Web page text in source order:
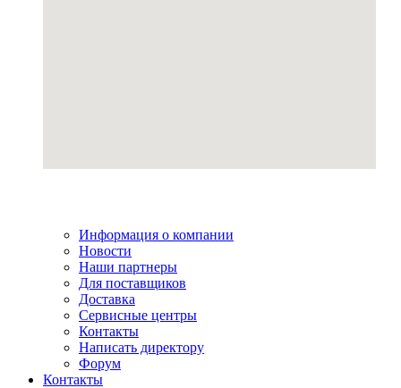
Информация о компании
Новости
Наши партнеры
Для поставщиков
Доставка
Сервисные центры
Контакты
Написать директору
Форум
Контакты